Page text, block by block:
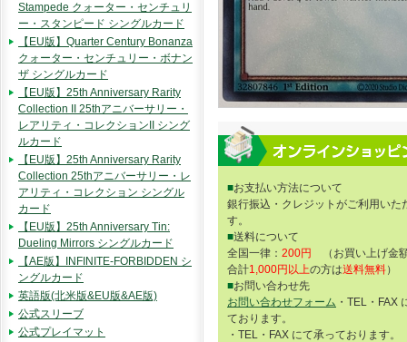
■お支払い方法について
銀行振込・クレジットがご利用いた
す。
■送料について
全国一律： 200円
（お買い上げ金
合計1,000円以上の方は送料無料）
■お問い合わせ先
お問い合わせフォーム ・TEL・FAX
ております。
・TEL・FAX にて承っております。
Stampede クォーター・センチュリ
ー・スタンピード シングルカード
【EU版】Quarter Century Bonanza
クォーター・センチュリー・ボナン
ザ シングルカード
【EU版】25th Anniversary Rarity
Collection II 25thアニバーサリー・
レアリティ・コレクションII シング
ルカード
【EU版】25th Anniversary Rarity
Collection 25thアニバーサリー・レ
アリティ・コレクション シングル
カード
【EU版】25th Anniversary Tin:
Dueling Mirrors シングルカード
【AE版】INFINITE-FORBIDDEN シ
ングルカード
英語版(北米版&EU版&AE版)
公式スリーブ
公式プレイマット